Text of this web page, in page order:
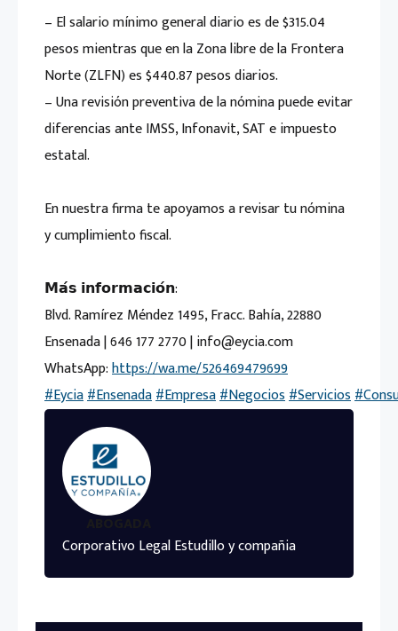
– El salario mínimo general diario es de $315.04
pesos mientras que en la Zona libre de la Frontera
Norte (ZLFN) es $440.87 pesos diarios.
– Una revisión preventiva de la nómina puede evitar
diferencias ante IMSS, Infonavit, SAT e impuesto
estatal.
En nuestra firma te apoyamos a revisar tu nómina
y cumplimiento fiscal.
𝗠𝗮́𝘀 𝗶𝗻𝗳𝗼𝗿𝗺𝗮𝗰𝗶𝗼́𝗻:
Blvd. Ramírez Méndez 1495, Fracc. Bahía, 22880
Ensenada | 646 177 2770 | info@eycia.com
WhatsApp:https://wa.me/526469479699
#Eycia#Ensenada#Empresa#Negocios#Servicios
Corporativo Legal Estudillo y compañia